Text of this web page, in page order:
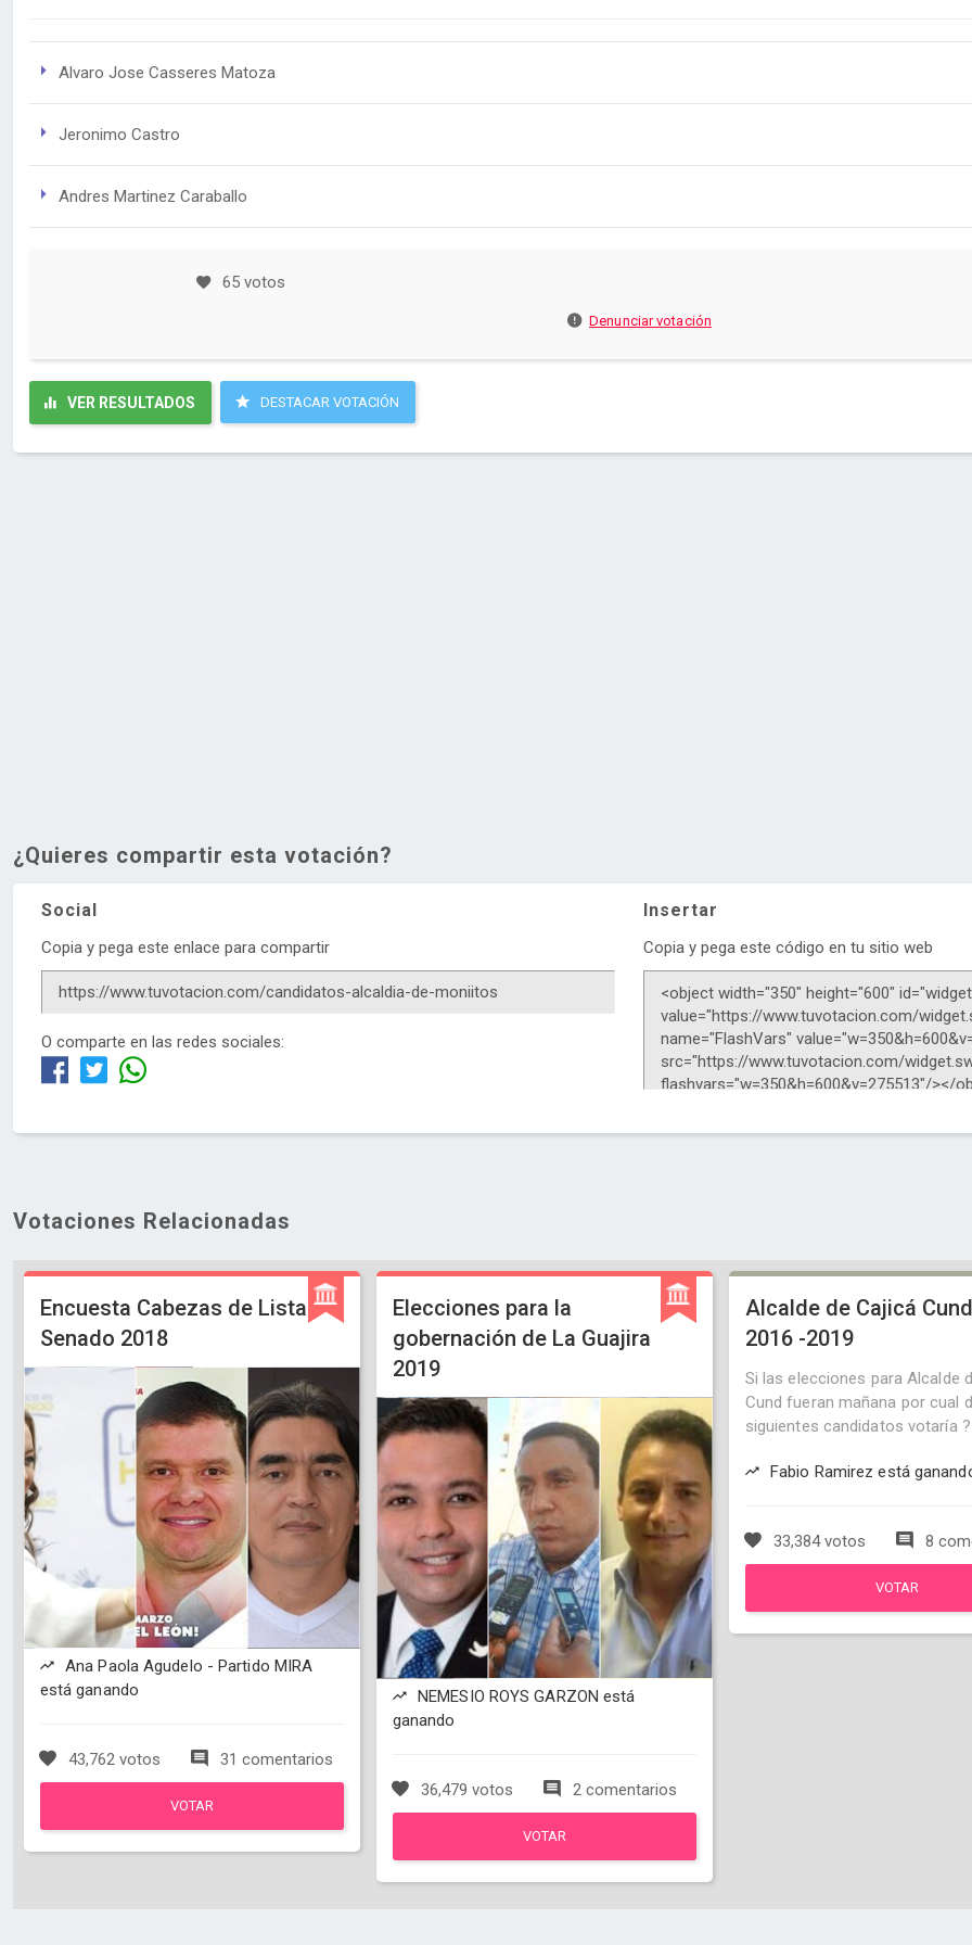
Alvaro Jose Casseres Matoza
Jeronimo Castro
Andres Martinez Caraballo
65 votos
Denunciar votación
VER RESULTADOS DESTACAR VOTACIÓN
¿Quieres compartir esta votación?
Social Insertar
Copia y pega este enlace para compartir
O comparte en las redes sociales:
Copia y pega este código en tu sitio web
Votaciones Relacionadas
Encuesta Cabezas de Lista
Senado 2018
Ana Paola Agudelo - Partido MIRA
está ganando
43,762 votos 31 comentarios
VOTAR
Elecciones para la
gobernación de La Guajira
2019
NEMESIO ROYS GARZON está
ganando
36,479 votos 2 comentarios
VOTAR
Alcalde de Cajicá
2016 -2019
Si las elecciones para Alcalde
Cund fueran mañana por cual
siguientes candidatos votaría ?
Fabio Ramirez está
33,384 votos 8
VOTAR